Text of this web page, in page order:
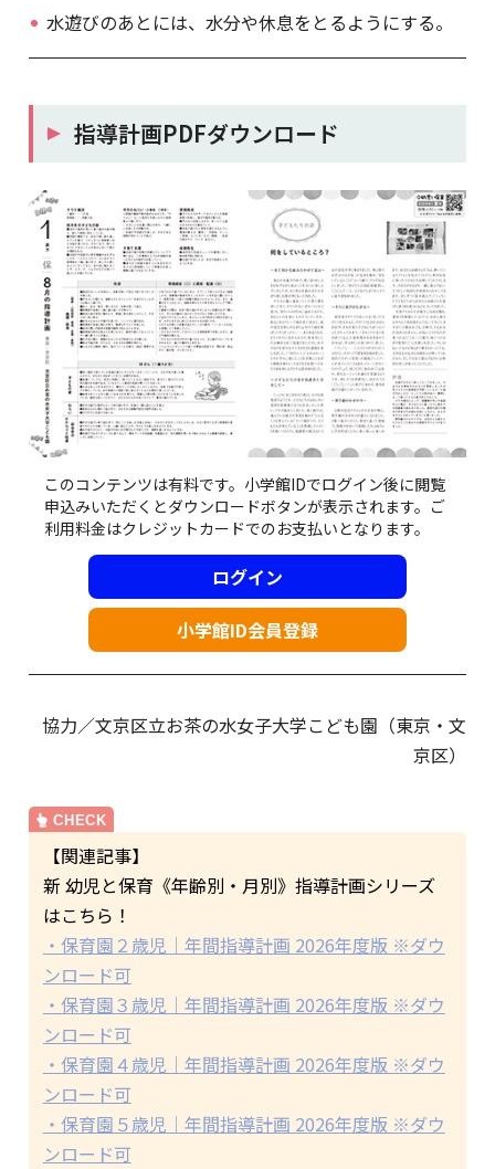
水遊びのあとには、水分や休息をとるようにする。
指導計画PDFダウンロード
このコンテンツは有料です。小学館IDでログイン後に閲覧
申込みいただくとダウンロードボタンが表示されます。ご
利用料金はクレジットカードでのお支払いとなります。
ログイン
小学館ID会員登録
協力／文京区立お茶の水女子大学こども園（東京・文
京区）
【関連記事】
新 幼児と保育《年齢別・月別》指導計画シリーズ
はこちら！
・保育園２歳児｜年間指導計画 2026年度版 ※ダウ
ンロード可
・保育園３歳児｜年間指導計画 2026年度版 ※ダウ
ンロード可
・保育園４歳児｜年間指導計画 2026年度版 ※ダウ
ンロード可
・保育園５歳児｜年間指導計画 2026年度版 ※ダウ
ンロード可